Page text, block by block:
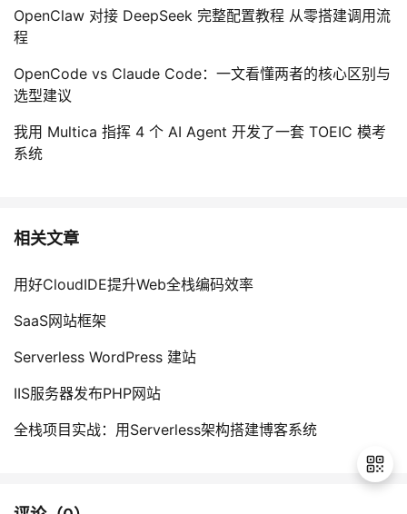
OpenClaw 对接 DeepSeek 完整配置教程 从零搭建调用流
程
OpenCode vs Claude Code：一文看懂两者的核心区别与
选型建议
我用 Multica 指挥 4 个 AI Agent 开发了一套 TOEIC 模考
系统
相关文章
用好CloudIDE提升Web全栈编码效率
SaaS网站框架
Serverless WordPress 建站
IIS服务器发布PHP网站
全栈项目实战：用Serverless架构搭建博客系统